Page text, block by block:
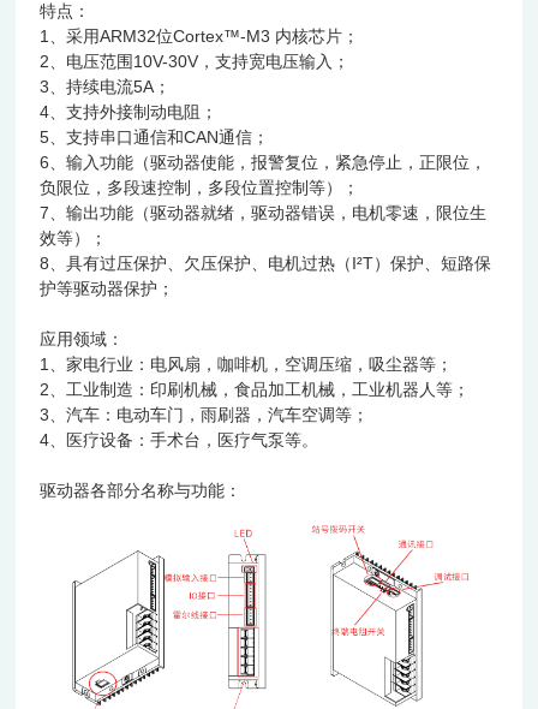
特点：
1、采用ARM32位Cortex™-M3 内核芯片；
2、电压范围10V-30V，支持宽电压输入；
3、持续电流5A；
4、支持外接制动电阻；
5、支持串口通信和CAN通信；
6、输入功能（驱动器使能，报警复位，紧急停止，正限位，
负限位，多段速控制，多段位置控制等）；
7、输出功能（驱动器就绪，驱动器错误，电机零速，限位生
效等）；
8、具有过压保护、欠压保护、电机过热（I²T）保护、短路保
护等驱动器保护；
应用领域：
1、家电行业：电风扇，咖啡机，空调压缩，吸尘器等；
2、工业制造：印刷机械，食品加工机械，工业机器人等；
3、汽车：电动车门，雨刷器，汽车空调等；
4、医疗设备：手术台，医疗气泵等。
驱动器各部分名称与功能：